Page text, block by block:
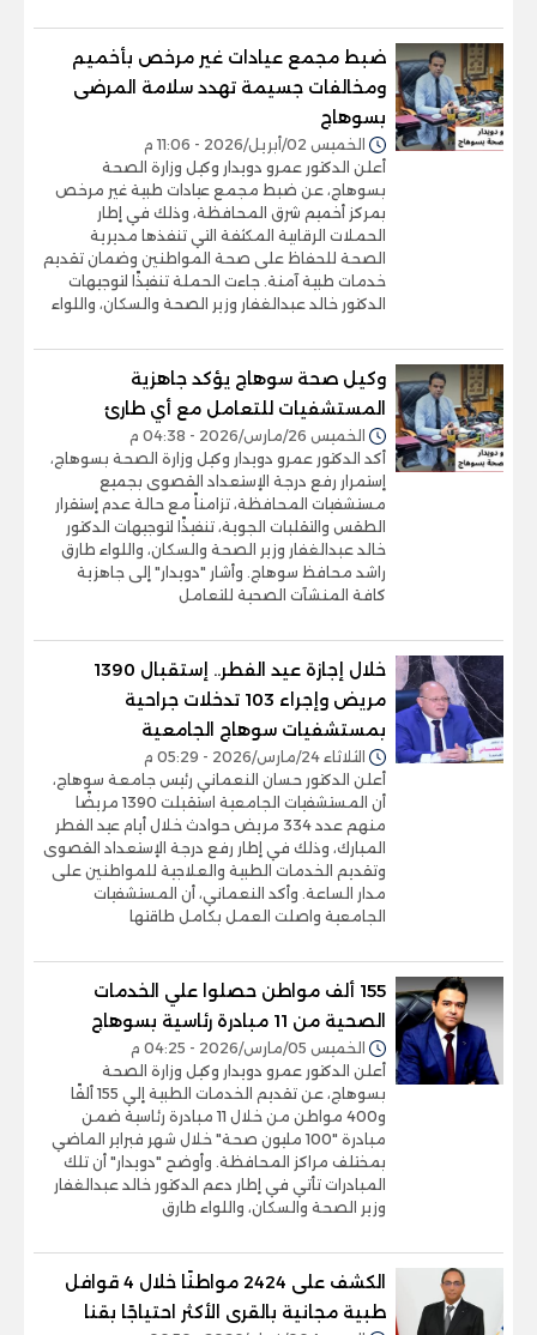
ضبط مجمع عيادات غير مرخص بأخميم
ومخالفات جسيمة تهدد سلامة المرضى
بسوهاج
الخميس 02/أبريل/2026 - 11:06 م
أعلن الدكتور عمرو دويدار وكيل وزارة الصحة
بسوهاج، عن ضبط مجمع عيادات طبية غير مرخص
بمركز أخميم شرق المحافظة، وذلك في إطار
الحملات الرقابية المكثفة التي تنفذها مديرية
الصحة للحفاظ على صحة المواطنين وضمان تقديم
خدمات طبية آمنة. جاءت الحملة تنفيذًا لتوجيهات
الدكتور خالد عبدالغفار وزير الصحة والسكان، واللواء
وكيل صحة سوهاج يؤكد جاهزية
المستشفيات للتعامل مع أي طارئ
الخميس 26/مارس/2026 - 04:38 م
أكد الدكتور عمرو دويدار وكيل وزارة الصحة بسوهاج،
إستمرار رفع درجة الإستعداد القصوى بجميع
مستشفيات المحافظة، تزامناً مع حالة عدم إستقرار
الطقس والتقلبات الجوية، تنفيذًا لتوجيهات الدكتور
خالد عبدالغفار وزير الصحة والسكان، واللواء طارق
راشد محافظ سوهاج. وأشار "دويدار" إلى جاهزية
كافة المنشآت الصحية للتعامل
خلال إجازة عيد الفطر.. إستقبال 1390
مريض وإجراء 103 تدخلات جراحية
بمستشفيات سوهاج الجامعية
الثلاثاء 24/مارس/2026 - 05:29 م
أعلن الدكتور حسان النعماني رئيس جامعة سوهاج،
أن المستشفيات الجامعية استقبلت 1390 مريضًا
منهم عدد 334 مريض حوادث خلال أيام عيد الفطر
المبارك، وذلك في إطار رفع درجة الإستعداد القصوى
وتقديم الخدمات الطبية والعلاجية للمواطنين على
مدار الساعة. وأكد النعماني، أن المستشفيات
الجامعية واصلت العمل بكامل طاقتها
155 ألف مواطن حصلوا علي الخدمات
الصحية من 11 مبادرة رئاسية بسوهاج
الخميس 05/مارس/2026 - 04:25 م
أعلن الدكتور عمرو دويدار وكيل وزارة الصحة
بسوهاج، عن تقديم الخدمات الطبية إلي 155 ألفًا
و400 مواطن من خلال 11 مبادرة رئاسية ضمن
مبادرة "100 مليون صحة" خلال شهر فبراير الماضي
بمختلف مراكز المحافظة. وأوضح "دويدار" أن تلك
المبادرات تأتي في إطار دعم الدكتور خالد عبدالغفار
وزير الصحة والسكان، واللواء طارق
الكشف على 2424 مواطنًا خلال 4 قوافل
طبية مجانية بالقرى الأكثر احتياجًا بقنا